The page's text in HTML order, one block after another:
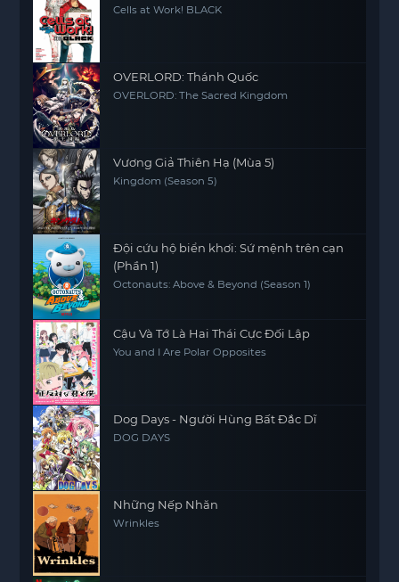
Cells at Work! BLACK
OVERLORD: Thánh Quốc
OVERLORD: The Sacred Kingdom
Vương Giả Thiên Hạ (Mùa 5)
Kingdom (Season 5)
Đội cứu hộ biển khơi: Sứ mệnh trên cạn
(Phần 1)
Octonauts: Above & Beyond (Season 1)
Cậu Và Tớ Là Hai Thái Cực Đối Lập
You and I Are Polar Opposites
Dog Days - Người Hùng Bất Đắc Dĩ
DOG DAYS
Những Nếp Nhăn
Wrinkles